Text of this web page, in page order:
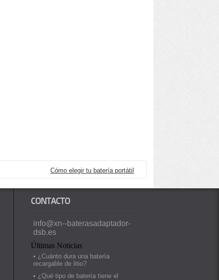
Cómo elegir tu batería portátil
CONTACTO
info@xn--baterasadaptador-
dsb.es
Últimas Noticias
• ¿Cuánto dura una batería
recargable de litio?
• ¿Qué tipo de batería tiene el